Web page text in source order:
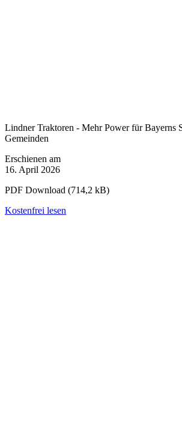
Lindner Traktoren - Mehr Power für Bayerns
Gemeinden
Erschienen am
16. April 2026
PDF Download (714,2 kB)
Kostenfrei lesen